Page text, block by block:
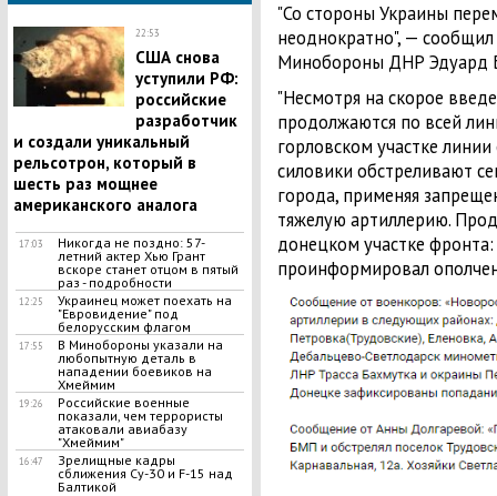
22:53
США снова
уступили РФ:
российские
разработчик
и создали уникальный
рельсотрон, который в
шесть раз мощнее
американского аналога
17:03
Никогда не поздно: 57-
летний актер Хью Грант
вскоре станет отцом в пятый
раз - подробности
12:25
Украинец может поехать на
"Евровидение" под
белорусским флагом
17:55
В Минобороны указали на
любопытную деталь в
нападении боевиков на
Хмеймим
19:26
Российские военные
показали, чем террористы
атаковали авиабазу
"Хмеймим"
16:47
Зрелищные кадры
сближения Су-30 и F-15 над
Балтикой
"Со стороны Украины
неоднократно", —
Минобороны ДНР Эдуард
"Несмотря на скорое
продолжаются по всей
горловском участке
силовики обстреливают
города, применяя
тяжелую артиллерию.
донецком участке
проинформировал